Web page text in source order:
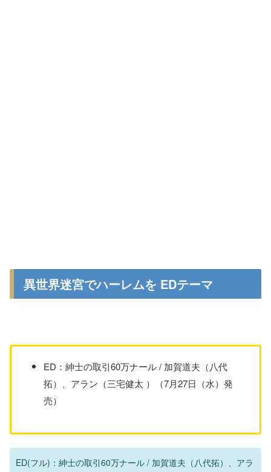
異世界迷宮でハーレムを EDテーマ
ED：紳士の取引60万ナール / 加賀道夫（八代
拓）、アラン（三宅健太 ）（7月27日（水）発
売）
ED(フル)：紳士の取引60万ナール / 加賀道夫（八代拓）、アラ